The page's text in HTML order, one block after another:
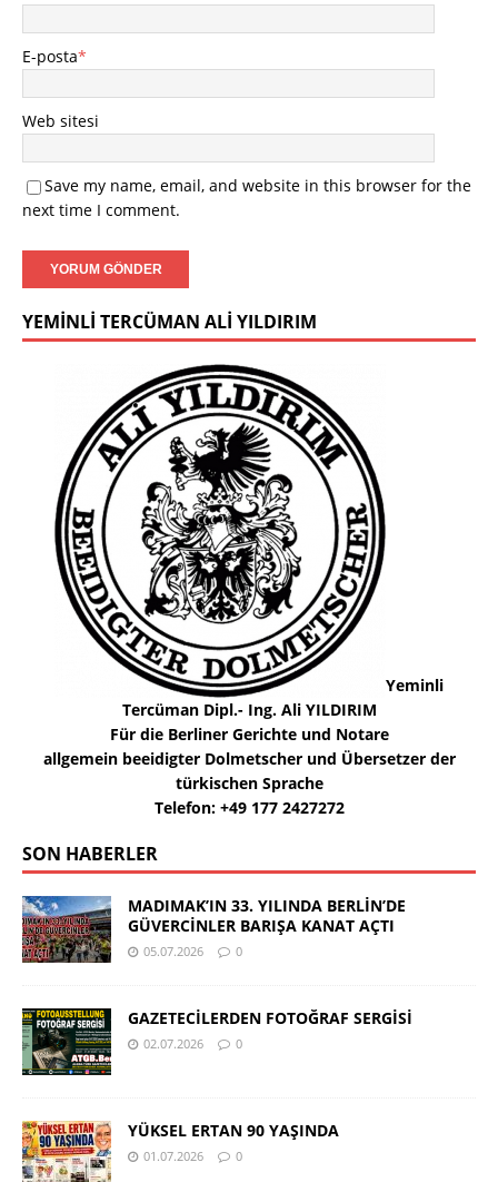
E-posta*
Web sitesi
Save my name, email, and website in this browser for the
next time I comment.
YEMINLI TERCÜMAN ALI YILDIRIM
Yeminli
Tercüman Dipl.- Ing. Ali YILDIRIM
Für die Berliner Gerichte und Notare
allgemein beeidigter Dolmetscher und Übersetzer der
türkischen Sprache
Telefon: +49 177 2427272
SON HABERLER
MADIMAK’IN 33. YILINDA BERLİN’DE
GÜVERCİNLER BARIŞA KANAT AÇTI
05.07.2026 0
GAZETECİLERDEN FOTOĞRAF SERGİSİ
02.07.2026 0
YÜKSEL ERTAN 90 YAŞINDA
01.07.2026 0